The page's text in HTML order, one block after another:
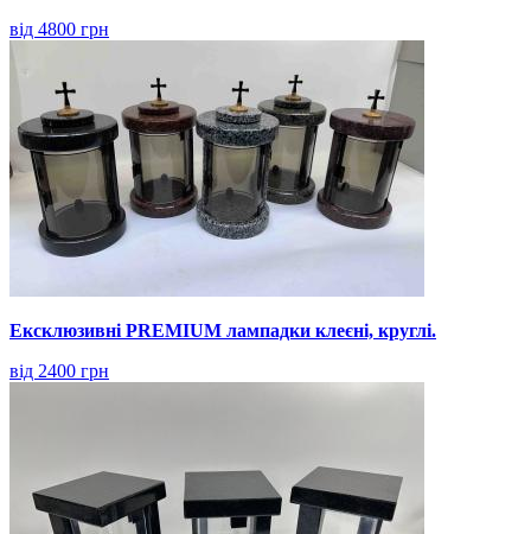
від 4800 грн
Ексклюзивні PREMIUM лампадки клеєні, круглі.
від 2400 грн